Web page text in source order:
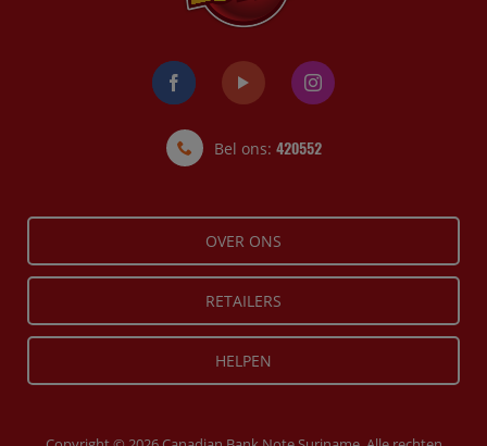
Bel ons: 420552
OVER ONS
RETAILERS
HELPEN